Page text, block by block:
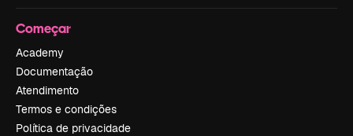
Começar
Academy
Documentação
Atendimento
Termos e condições
Política de privacidade